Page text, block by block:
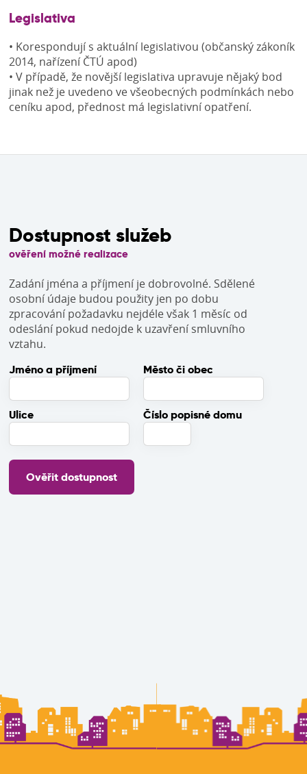
Legislativa
• Korespondují s aktuální legislativou (občanský zákoník
2014, nařízení ČTÚ apod)
• V případě, že novější legislativa upravuje nějaký bod
jinak než je uvedeno ve všeobecných podmínkách nebo
ceníku apod, přednost má legislativní opatření.
Dostupnost služeb
ověření možné realizace
Zadání jména a příjmení je dobrovolné. Sdělené
osobní údaje budou použity jen po dobu
zpracování požadavku nejdéle však 1 měsíc od
odeslání pokud nedojde k uzavření smluvního
vztahu.
Jméno a příjmení Město či obec
Ulice Číslo popisné domu
Ověřit dostupnost